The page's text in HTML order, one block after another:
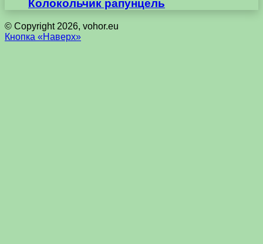
Колокольчик рапунцель
© Copyright 2026, vohor.eu
Кнопка «Наверх»